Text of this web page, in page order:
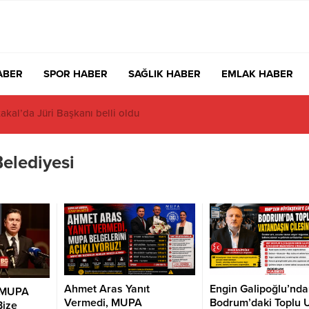
SPOR HABER SAĞLIK HABER EMLAK HABER
zirve Rusların: 7 ayda rekor
Ahmet Aras Yanıt
Vermedi, MUPA
Engin
Bodrum’daki Toplu